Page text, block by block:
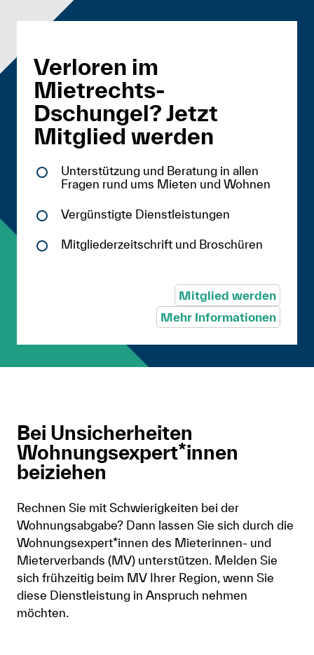
Verloren im
Mietrechts-
Dschungel? Jetzt
Mitglied werden
Unterstützung und Beratung in allen
Fragen rund ums Mieten und Wohnen
Vergünstigte Dienstleistungen
Mitgliederzeitschrift und Broschüren
Mitglied werden
Mehr Informationen
Bei Unsicherheiten
Wohnungsexpert*innen
beiziehen
Rechnen Sie mit Schwierigkeiten bei der
Wohnungsabgabe? Dann lassen Sie sich durch die
Wohnungsexpert*innen des Mieterinnen- und
Mieterverbands (MV) unterstützen. Melden Sie
sich frühzeitig beim MV Ihrer Region, wenn Sie
diese Dienstleistung in Anspruch nehmen
möchten.